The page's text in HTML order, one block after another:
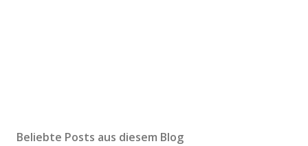
Beliebte Posts aus diesem Blog